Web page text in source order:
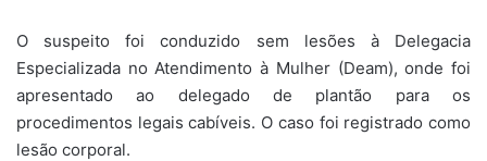
O suspeito foi conduzido sem lesões à Delegacia
Especializada no Atendimento à Mulher (Deam), onde foi
apresentado ao delegado de plantão para os
procedimentos legais cabíveis. O caso foi registrado como
lesão corporal.